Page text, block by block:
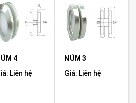
4
Liên hệ
NÚM 3
Giá: Liên hệ